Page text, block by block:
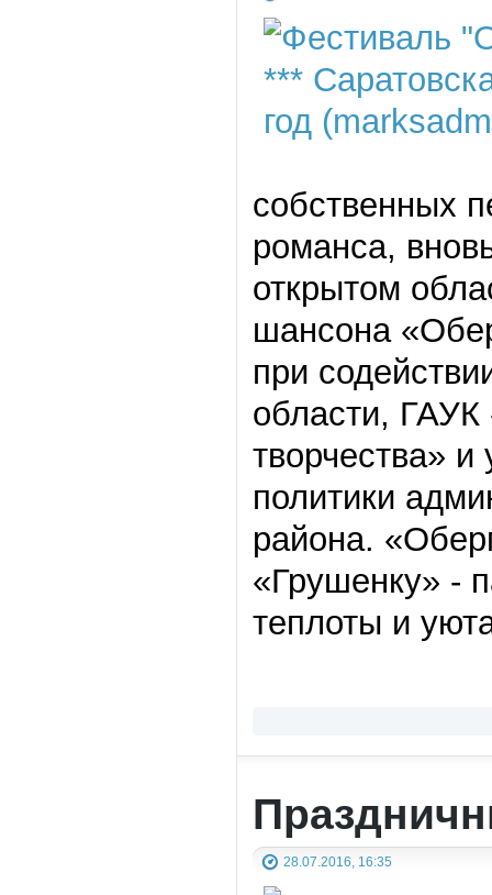
собственных
романса,
открытом
шансона
при
области, ГАУК
творчества»
политики
района.
«Грушенку» -
теплоты и
28.07.2016, 16:35